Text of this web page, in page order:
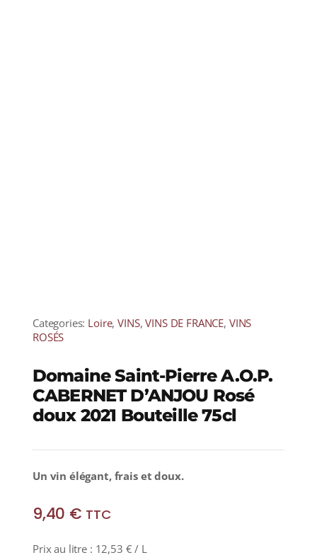
Categories: Loire,VINS,VINS DE FRANCE, VINS
ROSÉS
Domaine Saint-Pierre A.O.P.
CABERNET D’ANJOU Rosé
doux 2021 Bouteille 75cl
Un vin élégant, frais et doux.
9,40 € TTC
Prix au litre : 12,53 € / L